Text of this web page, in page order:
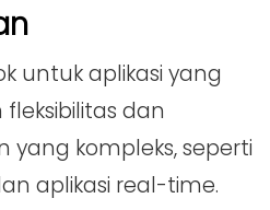
untuk aplikasi yang
dan
yang kompleks, seperti
aplikasi real-time.